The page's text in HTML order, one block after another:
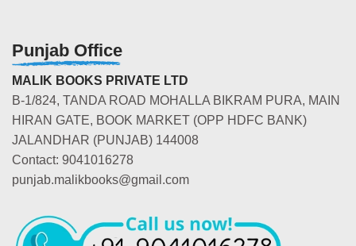
Punjab Office
MALIK BOOKS PRIVATE LTD
B-1/824, TANDA ROAD MOHALLA BIKRAM PURA, MAIN
HIRAN GATE, BOOK MARKET (OPP HDFC BANK)
JALANDHAR (PUNJAB) 144008
Contact: 9041016278
punjab.malikbooks@gmail.com